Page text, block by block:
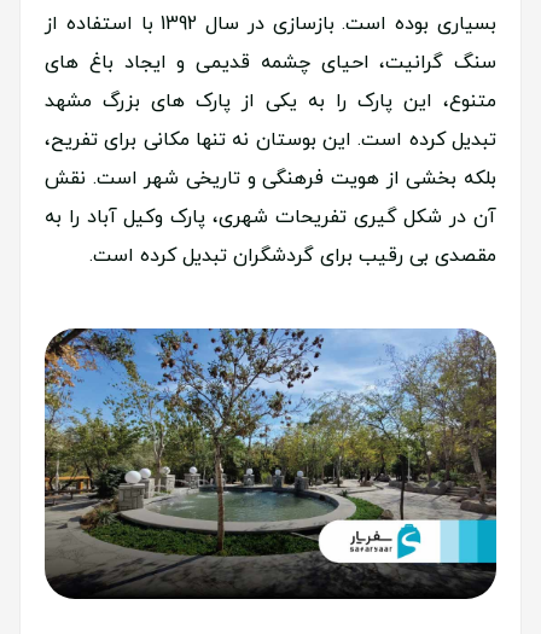
بسیاری بوده است. بازسازی در سال 1392 با استفاده از
سنگ گرانیت، احیای چشمه قدیمی و ایجاد باغ های
متنوع، این پارک را به یکی از پارک های بزرگ مشهد
تبدیل کرده است. این بوستان نه تنها مکانی برای تفریح،
بلکه بخشی از هویت فرهنگی و تاریخی شهر است. نقش
آن در شکل گیری تفریحات شهری، پارک وکیل آباد را به
مقصدی بی رقیب برای گردشگران تبدیل کرده است.